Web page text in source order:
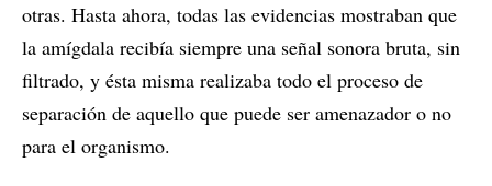
otras. Hasta ahora, todas las evidencias mostraban que
la amígdala recibía siempre una señal sonora bruta, sin
filtrado, y ésta misma realizaba todo el proceso de
separación de aquello que puede ser amenazador o no
para el organismo.